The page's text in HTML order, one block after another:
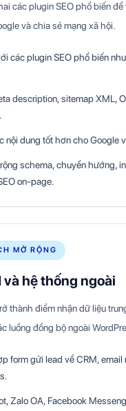
các plugin SEO phổ biến để
và chia sẻ mạng xã hội.
các plugin SEO phổ biến
description, sitemap XML,
nội dung tốt hơn cho Google
schema, chuyển hướng,
on-page.
MỞ RỘNG
và hệ thống ngoài
thành điểm nhận dữ liệu
luồng đồng bộ ngoài
form gửi lead về CRM, email
Zalo OA, Facebook